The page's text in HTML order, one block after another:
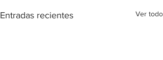
Entradas recientes Ver todo